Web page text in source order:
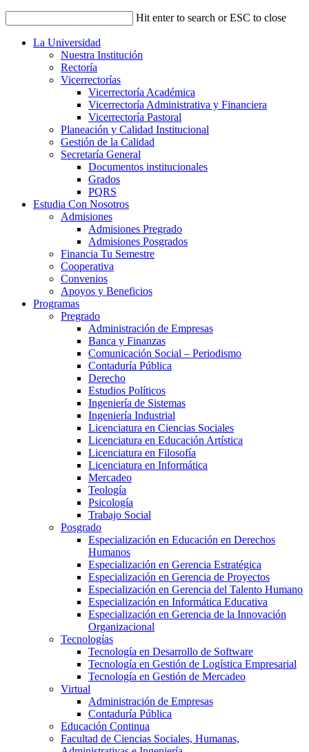
Hit enter to search or ESC to close
La Universidad
Nuestra Institución
Rectoría
Vicerrectorías
Vicerrectoría Académica
Vicerrectoría Administrativa y Financiera
Vicerrectoría Pastoral
Planeación y Calidad Institucional
Gestión de la Calidad
Secretaría General
Documentos institucionales
Grados
PQRS
Estudia Con Nosotros
Admisiones
Admisiones Pregrado
Admisiones Posgrados
Financia Tu Semestre
Cooperativa
Convenios
Apoyos y Beneficios
Programas
Pregrado
Administración de Empresas
Banca y Finanzas
Comunicación Social – Periodismo
Contaduría Pública
Derecho
Estudios Políticos
Ingeniería de Sistemas
Ingeniería Industrial
Licenciatura en Ciencias Sociales
Licenciatura en Educación Artística
Licenciatura en Filosofía
Licenciatura en Informática
Mercadeo
Teología
Psicología
Trabajo Social
Posgrado
Especialización en Educación en Derechos
Humanos
Especialización en Gerencia Estratégica
Especialización en Gerencia de Proyectos
Especialización en Gerencia del Talento Humano
Especialización en Informática Educativa
Especialización en Gerencia de la Innovación
Organizacional
Tecnologías
Tecnología en Desarrollo de Software
Tecnología en Gestión de Logística Empresarial
Tecnología en Gestión de Mercadeo
Virtual
Administración de Empresas
Contaduría Pública
Educación Continua
Facultad de Ciencias Sociales, Humanas,